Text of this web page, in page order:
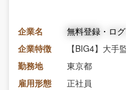
企業名
無料登録・ロ
企業特徴
【BIG4】大手
勤務地
東京都
雇用形態
正社員